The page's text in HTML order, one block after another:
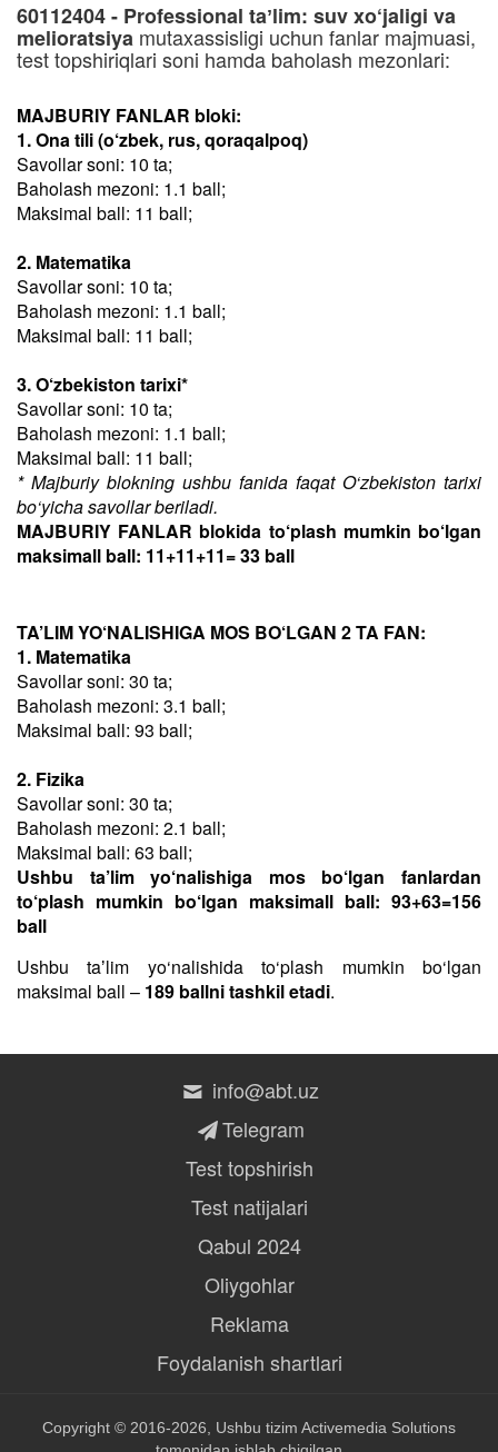
60112404 - Professional taʼlim: suv xo‘jaligi va
melioratsiya mutaxassisligi uchun fanlar majmuasi,
test topshiriqlari soni hamda baholash mezonlari:
MAJBURIY FANLAR bloki:
1. Ona tili (o‘zbek, rus, qoraqalpoq)
Savollar soni: 10 ta;
Baholash mezoni: 1.1 ball;
Maksimal ball: 11 ball;
2. Matematika
Savollar soni: 10 ta;
Baholash mezoni: 1.1 ball;
Maksimal ball: 11 ball;
3. O‘zbekiston tarixi*
Savollar soni: 10 ta;
Baholash mezoni: 1.1 ball;
Maksimal ball: 11 ball;
* Majburiy blokning ushbu fanida faqat O‘zbekiston tarixi
bo‘yicha savollar beriladi.
MAJBURIY FANLAR blokida to‘plash mumkin bo‘lgan
maksimall ball: 11+11+11= 33 ball
TA’LIM YO‘NALISHIGA MOS BO‘LGAN 2 TA FAN:
1. Matematika
Savollar soni: 30 ta;
Baholash mezoni: 3.1 ball;
Maksimal ball: 93 ball;
2. Fizika
Savollar soni: 30 ta;
Baholash mezoni: 2.1 ball;
Maksimal ball: 63 ball;
Ushbu ta’lim yo‘nalishiga mos bo‘lgan fanlardan
to‘plash mumkin bo‘lgan maksimall ball: 93+63=156
ball
Ushbu taʼlim yo‘nalishida to‘plash mumkin bo‘lgan
maksimal ball – 189 ballni tashkil etadi.
info@abt.uz
Telegram
Test topshirish
Test natijalari
Qabul 2024
Oliygohlar
Reklama
Foydalanish shartlari
Copyright © 2016-2026, Ushbu tizim Activemedia Solutions